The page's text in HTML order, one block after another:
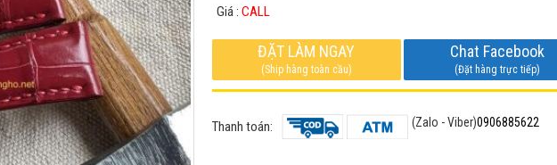
Giá : CALL
ĐẶT LÀM NGAY
(Ship hàng toàn cầu)
Chat Facebook
(Đặt hàng trực tiếp)
Thanh toán: (Zalo - Viber)0906885622